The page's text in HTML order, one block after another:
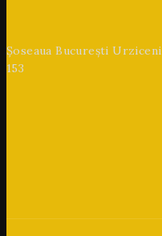
Șoseaua București Urziceni
153